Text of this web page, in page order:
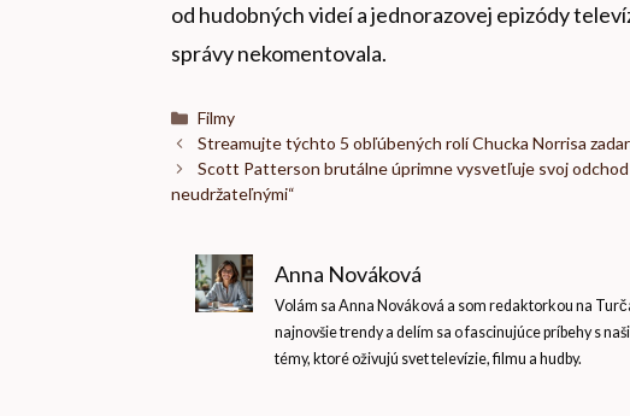
od hudobných videí a jednorazovej epizódy
správy nekomentovala.
Kategórie
Filmy
Streamujte týchto 5 obľúbených rolí Chucka Norrisa
Scott Patterson brutálne úprimne vysvetľuje svoj odchod
neudržateľnými“
Anna Nováková
Volám sa Anna Nováková a som redaktorkou na
najnovšie trendy a delím sa o fascinujúce príbehy s
témy, ktoré oživujú svet televízie, filmu a hudby.